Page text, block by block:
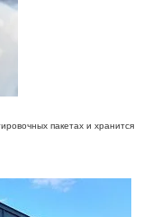
пакетах и хранится